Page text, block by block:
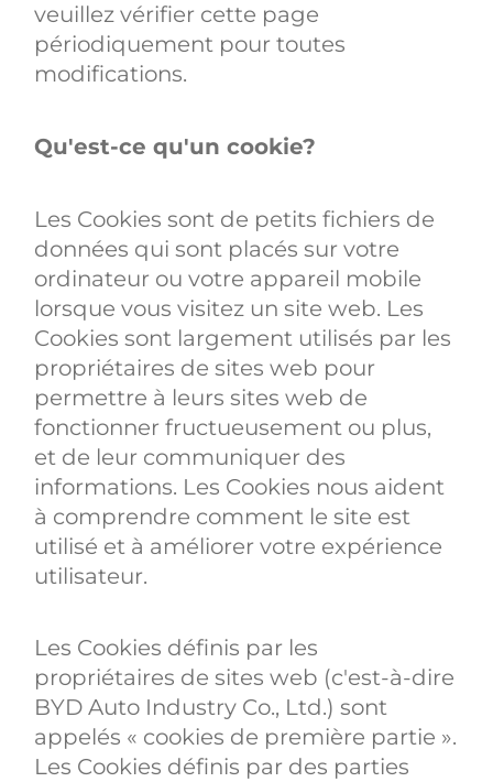
veuillez vérifier cette page
périodiquement pour toutes
modifications.
Qu'est-ce qu'un cookie?
Les Cookies sont de petits fichiers de
données qui sont placés sur votre
ordinateur ou votre appareil mobile
lorsque vous visitez un site web. Les
Cookies sont largement utilisés par les
propriétaires de sites web pour
permettre à leurs sites web de
fonctionner fructueusement ou plus,
et de leur communiquer des
informations. Les Cookies nous aident
à comprendre comment le site est
utilisé et à améliorer votre expérience
utilisateur.
Les Cookies définis par les
propriétaires de sites web (c'est-à-dire
BYD Auto Industry Co., Ltd.) sont
appelés « cookies de première partie ».
Les Cookies définis par des parties